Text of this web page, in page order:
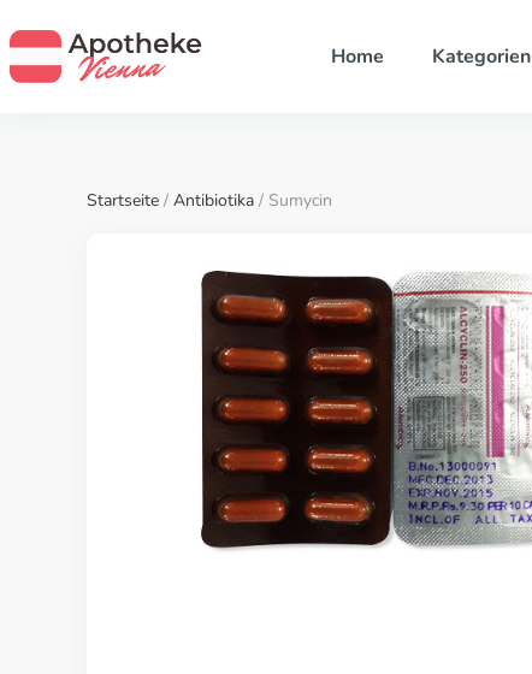
Home Kategorien
Startseite / Antibiotika / Sumycin